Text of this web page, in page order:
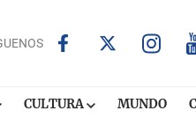
CULTURA MUNDO